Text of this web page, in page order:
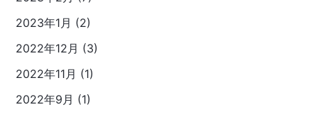
2023年1月 (2)
2022年12月 (3)
2022年11月 (1)
2022年9月 (1)